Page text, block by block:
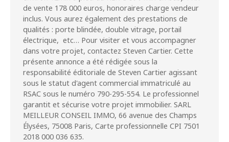
de vente 178 000 euros, honoraires charge vendeur
inclus. Vous aurez également des prestations de
qualités : porte blindée, double vitrage, portail
électrique, etc… Pour visiter et vous accompagner
dans votre projet, contactez Steven Cartier. Cette
présente annonce a été rédigée sous la
responsabilité éditoriale de Steven Cartier agissant
sous le statut d'agent commercial immatriculé au
RSAC sous le numéro 790-295-554. Le professionnel
garantit et sécurise votre projet immobilier. SARL
MEILLEUR CONSEIL IMMO, 66 avenue des Champs
Élysées, 75008 Paris, Carte professionnelle CPI 7501
2018 000 036 635.